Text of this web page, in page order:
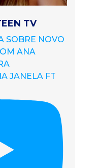
TV
SOBRE NOVO
ANA
JANELA FT